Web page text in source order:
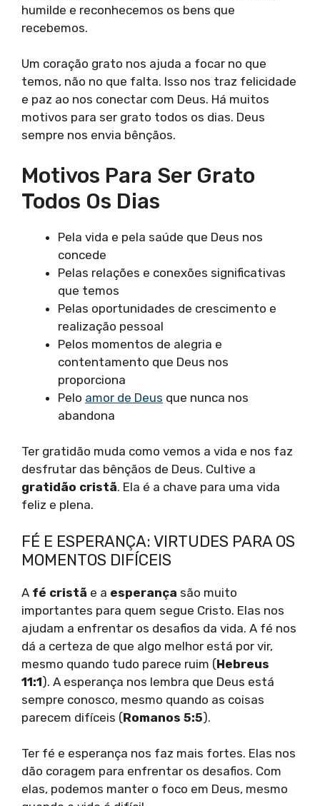
humilde e reconhecemos os bens que
recebemos.
Um coração grato nos ajuda a focar no que
temos, não no que falta. Isso nos traz felicidade
e paz ao nos conectar com Deus. Há muitos
motivos para ser grato todos os dias. Deus
sempre nos envia bênçãos.
Motivos Para Ser Grato
Todos Os Dias
Pela vida e pela saúde que Deus nos
concede
Pelas relações e conexões significativas
que temos
Pelas oportunidades de crescimento e
realização pessoal
Pelos momentos de alegria e
contentamento que Deus nos
proporciona
Pelo amor de Deus que nunca nos
abandona
Ter gratidão muda como vemos a vida e nos faz
desfrutar das bênçãos de Deus. Cultive a
gratidão cristã. Ela é a chave para uma vida
feliz e plena.
FÉ E ESPERANÇA: VIRTUDES PARA OS
MOMENTOS DIFÍCEIS
A fé cristã e a esperança são muito
importantes para quem segue Cristo. Elas nos
ajudam a enfrentar os desafios da vida. A fé nos
dá a certeza de que algo melhor está por vir,
mesmo quando tudo parece ruim (Hebreus
11:1). A esperança nos lembra que Deus está
sempre conosco, mesmo quando as coisas
parecem difíceis (Romanos 5:5).
Ter fé e esperança nos faz mais fortes. Elas nos
dão coragem para enfrentar os desafios. Com
elas, podemos manter o foco em Deus, mesmo